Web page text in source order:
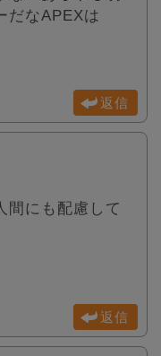
だなAPEXは
返信
間にも配慮して
返信